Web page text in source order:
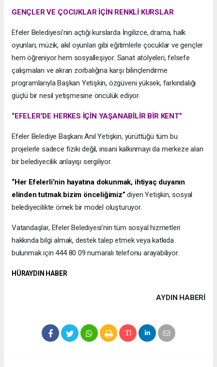
GENÇLER VE ÇOCUKLAR İÇİN RENKLİ KURSLAR
Efeler Belediyesi’nin açtığı kurslarda İngilizce, drama, halk
oyunları, müzik, akıl oyunları gibi eğitimlerle çocuklar ve gençler
hem öğreniyor hem sosyalleşiyor. Sanat atölyeleri, felsefe
çalışmaları ve akran zorbalığına karşı bilinçlendirme
programlarıyla Başkan Yetişkin, özgüveni yüksek, farkındalığı
güçlü bir nesil yetişmesine öncülük ediyor.
“EFELER’DE HERKES İÇİN YAŞANABİLİR BİR KENT”
Efeler Belediye Başkanı Anıl Yetişkin, yürüttüğü tüm bu
projelerle sadece fiziki değil, insani kalkınmayı da merkeze alan
bir belediyecilik anlayışı sergiliyor.
“Her Efelerli’nin hayatına dokunmak, ihtiyaç duyanın
elinden tutmak bizim önceliğimiz” diyen Yetişkin, sosyal
belediyecilikte örnek bir model oluşturuyor.
Vatandaşlar, Efeler Belediyesi’nin tüm sosyal hizmetleri
hakkında bilgi almak, destek talep etmek veya katkıda
bulunmak için 444 80 09 numaralı telefonu arayabiliyor.
HÜRAYDIN HABER
AYDIN HABERİ